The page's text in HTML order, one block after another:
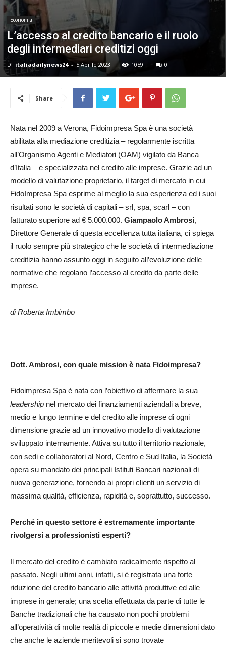
Economia
L’accesso al credito bancario e il ruolo
degli intermediari creditizi oggi
Di italiadailynews24 - 5 Aprile 2023 1059 0
Share
Nata nel 2009 a Verona, Fidoimpresa Spa è una società
abilitata alla mediazione creditizia – regolarmente iscritta
all’Organismo Agenti e Mediatori (OAM) vigilato da Banca
d’Italia – e specializzata nel credito alle imprese. Grazie ad un
modello di valutazione proprietario, il target di mercato in cui
FidoImpresa Spa esprime al meglio la sua esperienza ed i suoi
risultati sono le società di capitali – srl, spa, scarl – con
fatturato superiore ad € 5.000.000. Giampaolo Ambrosi,
Direttore Generale di questa eccellenza tutta italiana, ci spiega
il ruolo sempre più strategico che le società di intermediazione
creditizia hanno assunto oggi in seguito all’evoluzione delle
normative che regolano l’accesso al credito da parte delle
imprese.
di Roberta Imbimbo
Dott. Ambrosi, con quale mission è nata Fidoimpresa?
Fidoimpresa Spa è nata con l’obiettivo di affermare la sua
leadership nel mercato dei finanziamenti aziendali a breve,
medio e lungo termine e del credito alle imprese di ogni
dimensione grazie ad un innovativo modello di valutazione
sviluppato internamente. Attiva su tutto il territorio nazionale,
con sedi e collaboratori al Nord, Centro e Sud Italia, la Società
opera su mandato dei principali Istituti Bancari nazionali di
nuova generazione, fornendo ai propri clienti un servizio di
massima qualità, efficienza, rapidità e, soprattutto, successo.
Perché in questo settore è estremamente importante
rivolgersi a professionisti esperti?
Il mercato del credito è cambiato radicalmente rispetto al
passato. Negli ultimi anni, infatti, si è registrata una forte
riduzione del credito bancario alle attività produttive ed alle
imprese in generale; una scelta effettuata da parte di tutte le
Banche tradizionali che ha causato non pochi problemi
all’operatività di molte realtà di piccole e medie dimensioni dato
che anche le aziende meritevoli si sono trovate